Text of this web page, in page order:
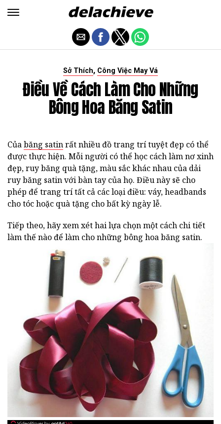
Sở Thích, Công Việc May Vá
Điều Về Cách Làm Cho Những
Bông Hoa Băng Satin
Củabăng satinrất nhiều đồ trang trí tuyệt đẹp có thể
được thực hiện. Mỗi người có thể học cách làm nơ xinh
đẹp, ruy băng quà tặng, màu sắc khác nhau của dải
ruy băng satin với bàn tay của họ. Điều này sẽ cho
phép để trang trí tất cả các loại điều: váy, headbands
cho tóc hoặc quà tặng cho bất kỳ ngày lễ.
Tiếp theo, hãy xem xét hai lựa chọn một cách chi tiết
làm thế nào để làm cho những bông hoa băng satin.